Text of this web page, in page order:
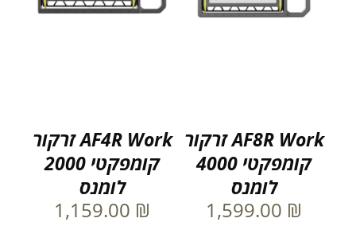
AF8R Work זרקור
קומפקטי 4000
לומנס
1,599.00 ₪
AF4R Work זרקור
קומפקטי 2000
לומנס
1,159.00 ₪